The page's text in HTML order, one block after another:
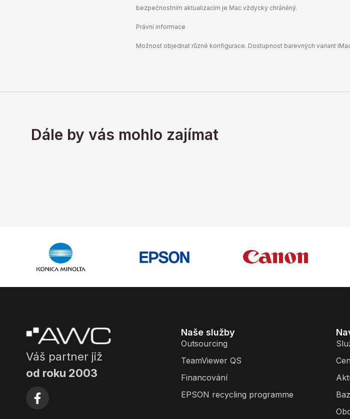
bezpečnostním aktualizacím je Mac vždycky chráněný.
Právní informace
Možnost objednat různé konfigurace. Dostupnost barevných variant
Dále by vás mohlo zajímat
Váš partner již
od roku 2003
Naše služby
Outsourcing
TeamViewer QS
Financování
EPSON recycling programme